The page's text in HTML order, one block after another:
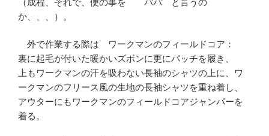
か、、、）。
外で作業する際は ワークマンのフィールドコア：
裏に起毛が付いた暖かいズボンに更にパッチを履き、
上もワークマンの汗を吸わない長袖のシャツの上に、ワ
ークマンのフリース風の生地の長袖シャツを重ね着し、
アウターにもワークマンのフィールドコアジャンパーを
着る。